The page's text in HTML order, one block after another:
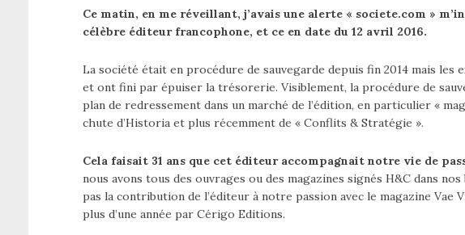
Ce matin, en me réveillant, j’avais une alerte « societe.com »
célèbre éditeur francophone, et ce en date du 12 avril 2016.
La société était en procédure de sauvegarde depuis fin 2014 mais les
et ont fini par épuiser la trésorerie. Visiblement, la procédure de
plan de redressement dans un marché de l’édition, en particulier «
chute d’Historia et plus récemment de « Conflits & Stratégie ».
Cela faisait 31 ans que cet éditeur accompagnait notre vie de
nous avons tous des ouvrages ou des magazines signés H&C dans
pas la contribution de l’éditeur à notre passion avec le magazine Vae
plus d’une année par Cérigo Editions.